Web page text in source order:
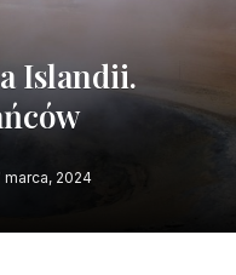
Islandii.
marca, 2024